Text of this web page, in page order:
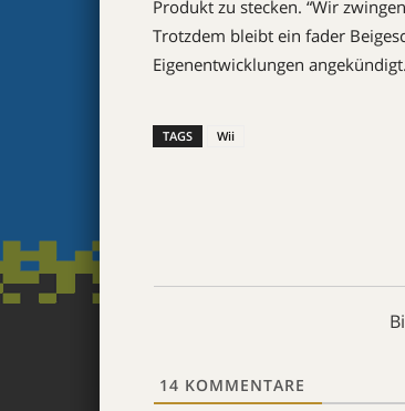
Produkt zu stecken. “Wir
Trotzdem bleibt ein fader
Eigenentwicklungen angekündigt.
TAGS Wii
14 KOMMENTARE